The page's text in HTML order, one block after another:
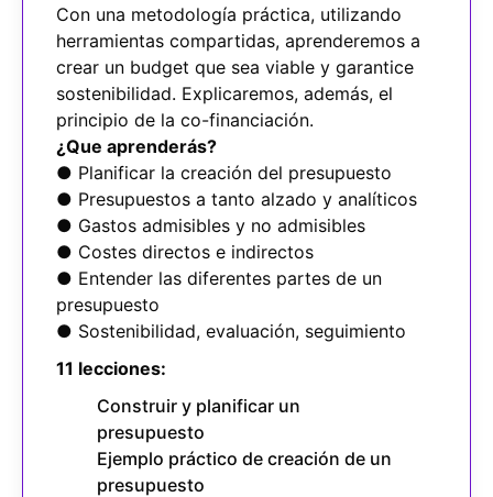
Con una metodología práctica, utilizando
herramientas compartidas, aprenderemos a
crear un budget que sea viable y garantice
sostenibilidad. Explicaremos, además, el
principio de la co-financiación.
¿Que aprenderás?
● Planificar la creación del presupuesto
● Presupuestos a tanto alzado y analíticos
● Gastos admisibles y no admisibles
● Costes directos e indirectos
● Entender las diferentes partes de un
presupuesto
● Sostenibilidad, evaluación, seguimiento
11 lecciones:
Construir y planificar un
presupuesto
Ejemplo práctico de creación de un
presupuesto